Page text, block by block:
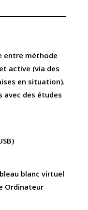
entre méthode
active (via des
en situation).
avec des études
blanc virtuel
Ordinateur